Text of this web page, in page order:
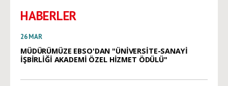
HABERLER
26 MAR
MÜDÜRÜMÜZE EBSO'DAN "ÜNİVERSİTE-SANAYİ
İŞBİRLİĞİ AKADEMİ ÖZEL HİZMET ÖDÜLÜ"